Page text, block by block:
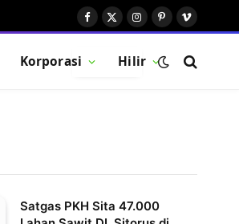
Facebook
X
Instagram
Pinterest
Vimeo
Korporasi Hilir
BUTTON
Satgas PKH Sita 47.000